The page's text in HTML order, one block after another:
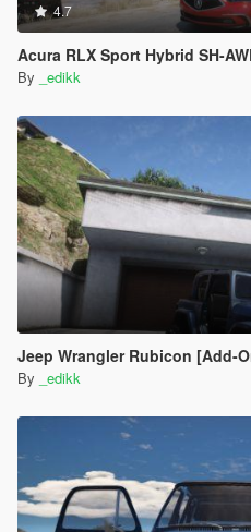
4.7
Acura RLX Sport Hybrid SH-
By _edikk
Jeep Wrangler Rubicon [Add-
By _edikk